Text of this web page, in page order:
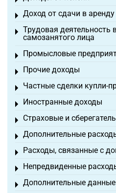
Доход от сдачи в аренду
Toggle menu
Трудовая деятельность
самозанятого лица
Toggle menu
Промысловые
Toggle menu
Прочие доходы
Toggle menu
Частные сделки купли-
Toggle menu
Иностранные доходы
Toggle menu
Страховые и
Toggle menu
Дополнительные
Toggle menu
Расходы, связанные с
Toggle menu
Непредвиденные
Toggle menu
Дополнительные данные
Toggle menu